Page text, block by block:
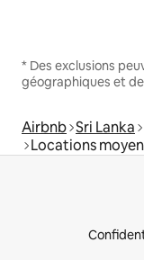
* Des exclusions
géographiques et
Airbnb Sri Lanka
Locations